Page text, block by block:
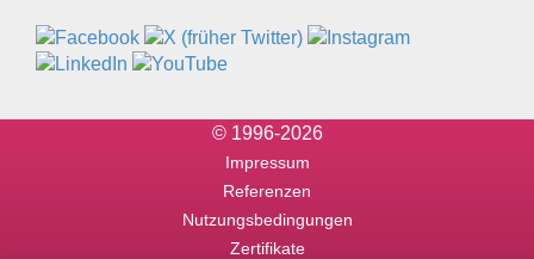
© 1996-2026
Impressum
Referenzen
Nutzungsbedingungen
Zertifikate